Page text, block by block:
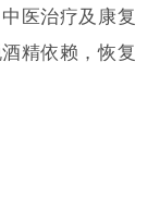
医治疗及康复
精依赖，恢复